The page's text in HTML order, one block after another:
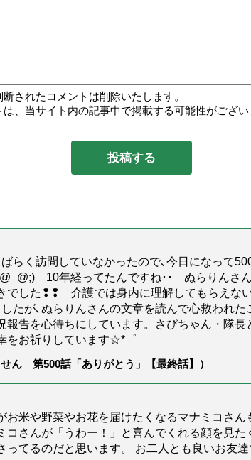
されたコメントは削除いたします。
、当サイト内の記事中で掲載する可能性がござ
らく訪問していなかったので､今日になって
10年経ってたんですね･･ ぬらりんさ
でした❢❢ 介護では身内に理解してもらえな
たが､ぬらりんさんの文章を読んで心救われた
報告を心待ちにしています。さびちゃん・隊長
をお祈りしています☆*゜
せん 第500話「ありがとう」【最終話】）
お米や野菜やお花を届けたくなるマナミコさ
コさんが「うわー！」と喜んでくれる顔を見た
ってるのだと思います。 お二人とも良いお友達